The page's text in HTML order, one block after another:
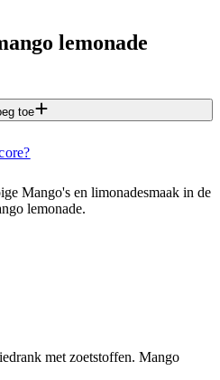
lemonade
toe
Mango's en limonadesmaak in de
lemonade.
met zoetstoffen. Mango